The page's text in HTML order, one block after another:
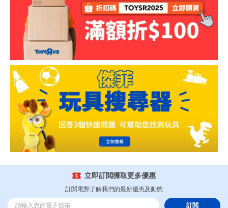
立即訂閲獲取更多優惠
訂閲電郵了解我們的最新優惠及動態
訂閲